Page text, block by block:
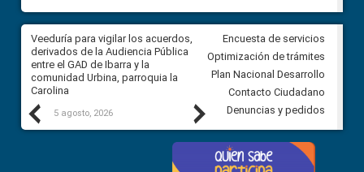
Previous
Veeduría para vigilar los acuerdos,
derivados de la Audiencia Pública
entre el GAD de Ibarra y la
comunidad Urbina, parroquia la
Carolina
5 agosto, 2026
CPCCS convoca a Veeduría
Ciudadana para vigilar el
en la Universidad de Cuenca
5 agosto, 2026
Next
Encuesta de servicios
Optimización de trámites
Plan Nacional Desarrollo
Contacto Ciudadano
Denuncias y pedidos